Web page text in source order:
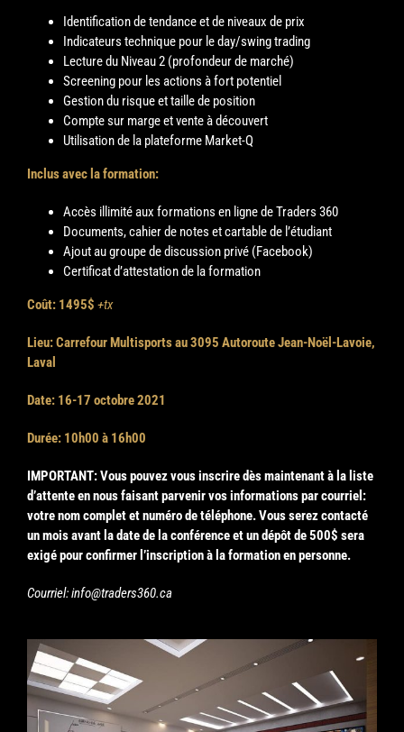
Identification de tendance et de niveaux de prix
Indicateurs technique pour le day/swing trading
Lecture du Niveau 2 (profondeur de marché)
Screening pour les actions à fort potentiel
Gestion du risque et taille de position
Compte sur marge et vente à découvert
Utilisation de la plateforme Market-Q
Inclus avec la formation:
Accès illimité aux formations en ligne de Traders 360
Documents, cahier de notes et cartable de l’étudiant
Ajout au groupe de discussion privé (Facebook)
Certificat d’attestation de la formation
Coût: 1495$ +tx
Lieu: Carrefour Multisports au 3095 Autoroute Jean-Noël-Lavoie,
Laval
Date: 16-17 octobre 2021
Durée: 10h00 à 16h00
IMPORTANT: Vous pouvez vous inscrire dès maintenant à la liste
d’attente en nous faisant parvenir vos informations par courriel:
votre nom complet et numéro de téléphone. Vous serez contacté
un mois avant la date de la conférence et un dépôt de 500$ sera
exigé pour confirmer l’inscription à la formation en personne.
Courriel: info@traders360.ca